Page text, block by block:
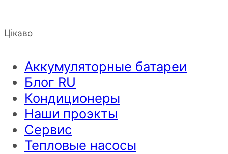
Цікаво
Аккумуляторные батареи
Блог RU
Кондиционеры
Наши проэкты
Сервис
Тепловые насосы